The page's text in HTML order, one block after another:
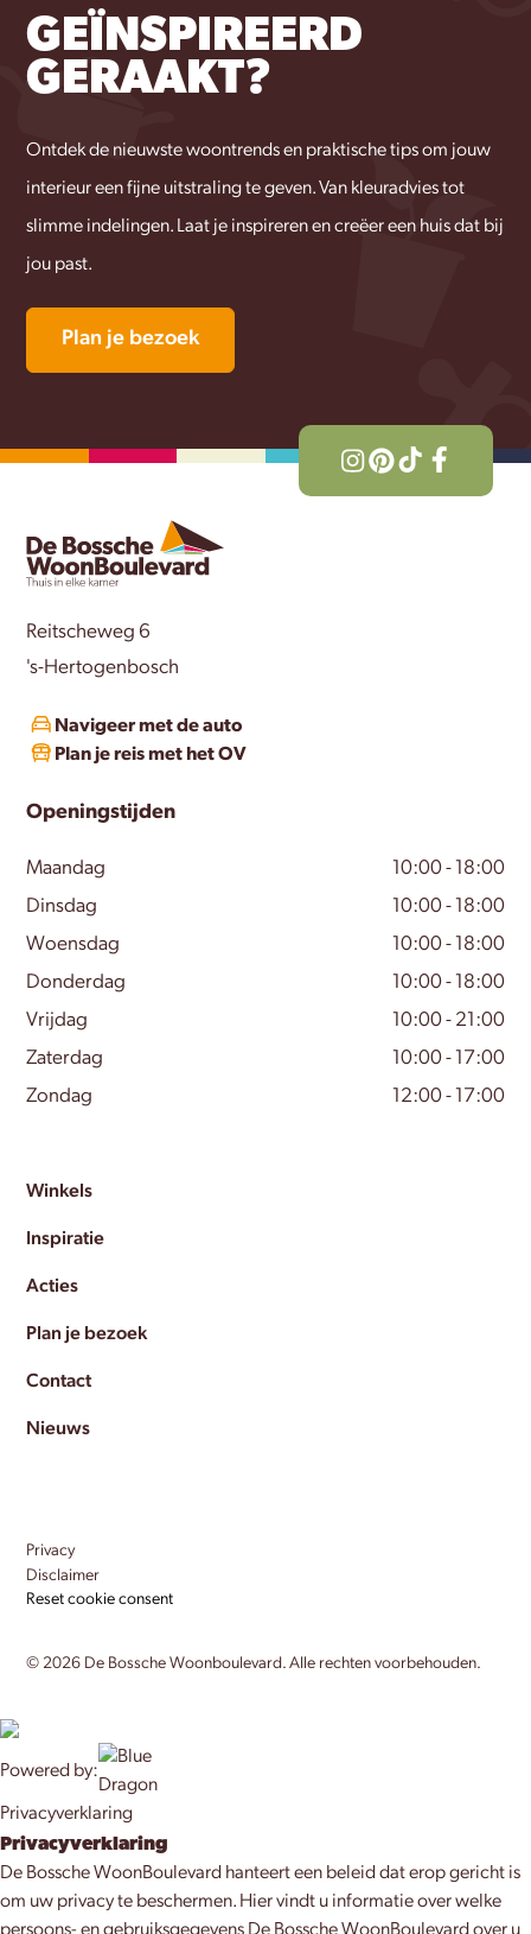
GEÏNSPIREERD
GERAAKT?
Ontdek de nieuwste woontrends en praktische tips om jouw
interieur een fijne uitstraling te geven. Van kleuradvies tot
slimme indelingen. Laat je inspireren en creëer een huis dat bij
jou past.
Plan je bezoek
Reitscheweg 6
's-Hertogenbosch
Navigeer met de auto
Plan je reis met het OV
Openingstijden
Maandag
10:00 - 18:00
Dinsdag
10:00 - 18:00
Woensdag
10:00 - 18:00
Donderdag
10:00 - 18:00
Vrijdag
10:00 - 21:00
Zaterdag
10:00 - 17:00
Zondag
12:00 - 17:00
Winkels
Inspiratie
Acties
Plan je bezoek
Contact
Nieuws
© 2026 De Bossche Woonboulevard. Alle rechten voorbehouden.
Privacy
Disclaimer
Reset cookie consent
Powered by:
Privacyverklaring
Privacyverklaring
De Bossche WoonBoulevard hanteert een beleid dat erop gericht is
om uw privacy te beschermen. Hier vindt u informatie over welke